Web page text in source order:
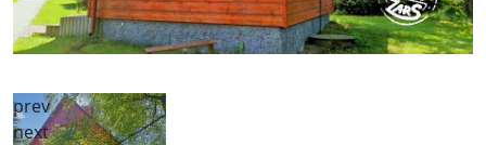
prev
next